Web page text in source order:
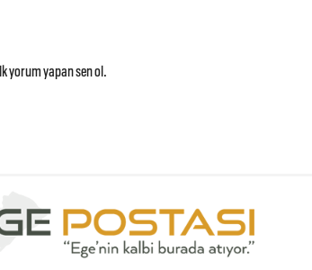
yorum yapan sen ol.